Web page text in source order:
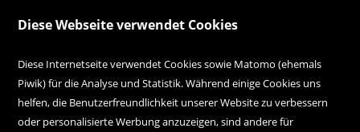
Über uns
Kundenservice
Diese Webseite verwendet Cookies
Diese Internetseite verwendet Cookies sowie Matomo (ehemals
Piwik) für die Analyse und Statistik. Während einige Cookies uns
helfen, die Benutzerfreundlichkeit unserer Website zu verbessern
oder personalisierte Werbung anzuzeigen, sind andere für